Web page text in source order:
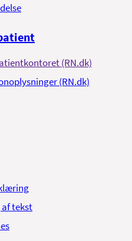
(RN.dk)
(RN.dk)
tekst